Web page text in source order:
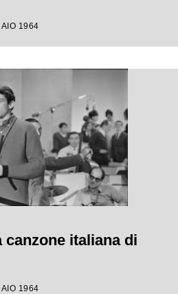
1964
canzone italiana di
1964